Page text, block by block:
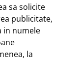
sa solicite
publicitate,
in numele
la